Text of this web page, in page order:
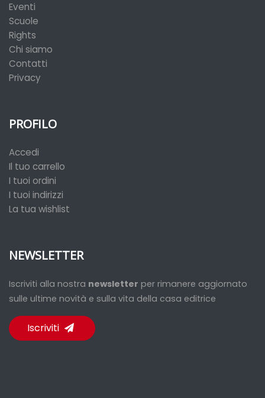
Eventi
Scuole
Rights
Chi siamo
Contatti
Privacy
PROFILO
Accedi
Il tuo carrello
I tuoi ordini
I tuoi indirizzi
La tua wishlist
NEWSLETTER
Iscriviti alla nostra newsletter per rimanere aggiornato
sulle ultime novità e sulla vita della casa editrice
Iscriviti